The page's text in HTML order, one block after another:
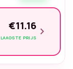
€11.16
LAAGSTE PRIJS chevron_right